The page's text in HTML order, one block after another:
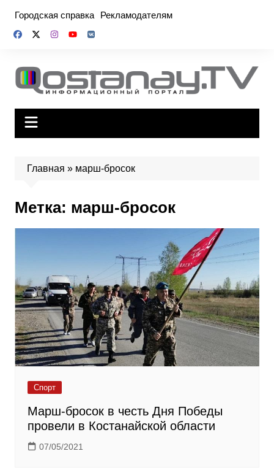
содержимому
Городская справка Рекламодателям
Главная » марш-бросок
Метка: марш-бросок
Спорт
Марш-бросок в честь Дня Победы
провели в Костанайской области
07/05/2021